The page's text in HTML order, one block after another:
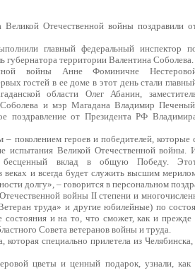
Великой Отечественной войны поздравили
главный федеральный инспектор
губернатора территории Валентина Соболева.
войны Анне Фоминичне
гостей в ее доме в этот день стали
области Олег Абанин,
Соболева и мэр Магадана Владимир
поздравление от Президента РФ
поколением героев и победителей, которые
испытания Великой Отечественной войны.
бесценный вклад в общую Победу.
веках и всегда будет служить высшим
долгу», – говорится в персональном
войны II степени и
труда» и другие юбилейные) по
и на то, что сможет, как и прежде
Совета ветеранов войны и труда.
которая специально прилетела из
цветы и ценный подарок, узнали,